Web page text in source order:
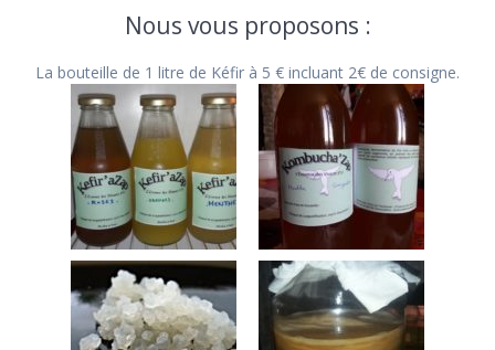
Nous vous proposons :
La bouteille de 1 litre de Kéfir à 5 € incluant 2€ de consigne.